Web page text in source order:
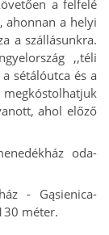
a felfelé
ahonnan a helyi
a szállásunkra.
,,téli
sétálóutca és a
ahol előző
oda-
- Gąsienica-
méter.